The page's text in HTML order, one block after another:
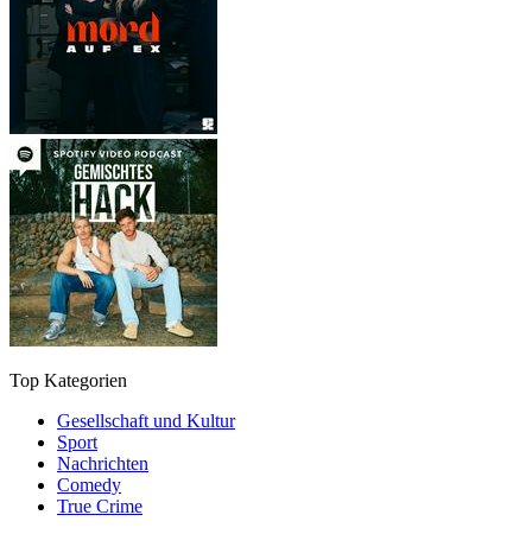
Top Kategorien
Gesellschaft und Kultur
Sport
Nachrichten
Comedy
True Crime